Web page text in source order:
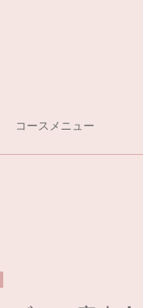
コースメニュー